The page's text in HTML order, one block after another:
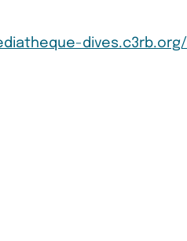
dives.c3rb.org/